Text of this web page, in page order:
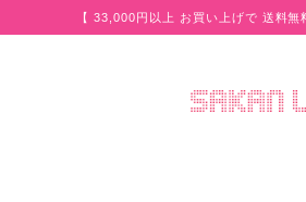
【 33,000円以上 お買い上げで 送料